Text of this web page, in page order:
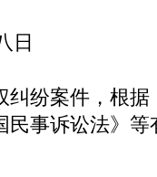
日
纷案件，根据
民事诉讼法》